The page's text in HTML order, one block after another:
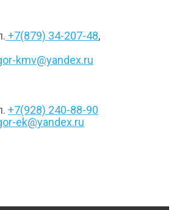
+7(879) 34-207-48,
kmv@yandex.ru
+7(928) 240-88-90
ek@yandex.ru